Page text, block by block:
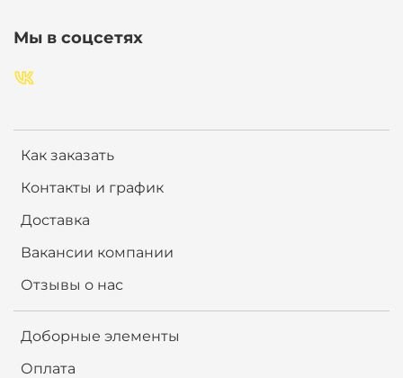
Как заказать
Контакты и график
Доставка
Вакансии компании
Отзывы о нас
Доборные элементы
Оплата
Мы в соцсетях